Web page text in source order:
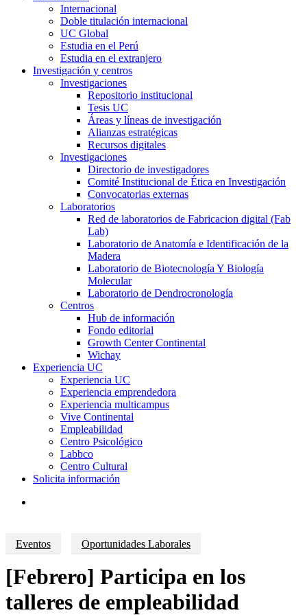
Internacional
Doble titulación internacional
UC Global
Estudia en el Perú
Estudia en el extranjero
Investigación y centros
Investigaciones
Repositorio institucional
Tesis UC
Áreas y líneas de investigación
Alianzas estratégicas
Recursos digitales
Investigaciones
Directorio de investigadores
Comité Institucional de Ética en Investigación
Convocatorias externas
Laboratorios
Red de laboratorios de Fabricacion digital (Fab
Lab)
Laboratorio de Anatomía e Identificación de la
Madera
Laboratorio de Biotecnología Y Biología
Molecular
Laboratorio de Dendrocronología
Centros
Hub de información
Fondo editorial
Growth Center Continental
Wichay
Experiencia UC
Experiencia UC
Experiencia emprendedora
Experiencia multicampus
Vive Continental
Empleabilidad
Centro Psicológico
Labbco
Centro Cultural
Solicita información
Eventos Oportunidades Laborales
[Febrero] Participa en los
talleres de empleabilidad